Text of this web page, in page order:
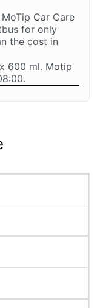
Car Care
for only
the cost in
600 ml. Motip